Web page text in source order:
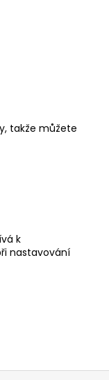
takže můžete
k
nastavování